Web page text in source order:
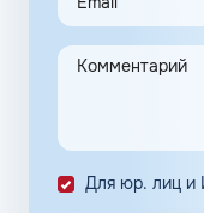
Автоматизация
помогает
количество
Снизить расходы на
расходов, который
Для юр. лиц и